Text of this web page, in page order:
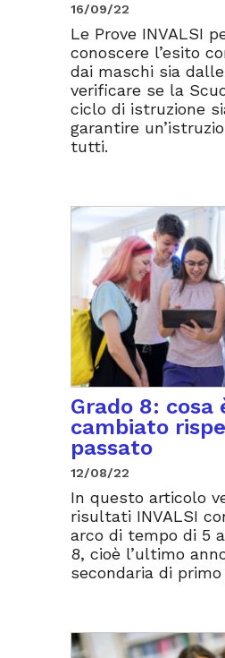
16/09/22
Le Prove INVALSI
conoscere l’esito
dai maschi sia
verificare se la
ciclo di istruzione
garantire
tutti.
Grado 8: cosa
cambiato
passato
12/08/22
In questo articolo
risultati INVALSI
arco di tempo di 5
8, cioè l’ultimo
secondaria di primo